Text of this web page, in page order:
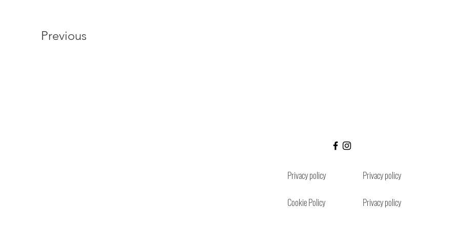
Previous
Privacy policy Privacy policy
Cookie Policy Privacy policy